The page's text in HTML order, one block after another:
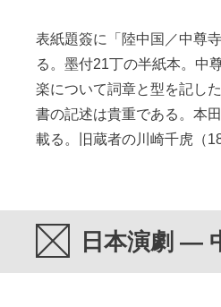
表紙題簽に「陸中国／中
る。墨付21丁の半紙本。中
楽について詞章と型を記し
書の記述は貴重である。本
載る。旧蔵者の川崎千虎（
日本演劇 —